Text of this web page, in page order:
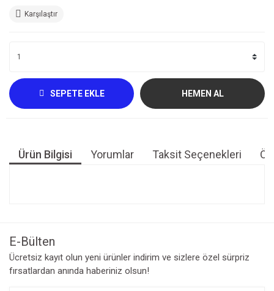
Karşılaştır
SEPETE EKLE HEMEN AL
Ürün Bilgisi Yorumlar Taksit Seçenekleri
Ürün resmi kalitesiz, bozuk veya görüntülenemiyor.
Ürün açıklamasında eksik bilgiler bulunuyor.
E-Bülten
Ücretsiz kayıt olun yeni ürünler indirim ve sizlere özel sürpriz
fırsatlardan anında haberiniz olsun!